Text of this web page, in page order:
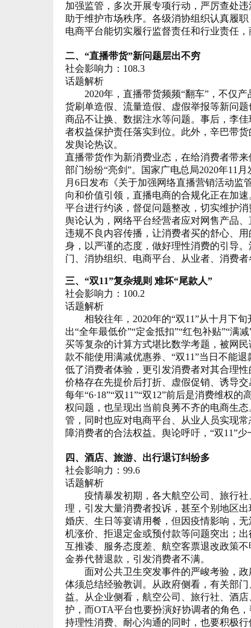
加强监管，多次开展专项行动，严厉查处
助于维护市场秩序。各级消协组织认真履
电商平台能切实履行监督责任和行业责任
二、“直播带货”新问题层出不穷
社会影响力：108.3
话题解析
2020年，直播带货频频“翻车”，不仅
货刷单造假、流量造假、虚假举报等新问题
商品不让换、数据注水等问题。事后，李
者权益保护责任落实到位。此外，辛巴带
发舆论热议。
直播带货作为新消费业态，在给消费者带
部门纷纷“亮剑”。国家广电总局2020年11 月
月 6日发布 《关于加强网络直播营销活动监
向和价值引领，直播电商的合规化正在加
平台进行约谈，督促问题整改，切实维护消
舆论认为，网络平台经营者应对网售产品
违规不良内容传播，让消费者买的舒心、
身，以严谨的态度，做好理性消费的引导
门、消协组织、电商平台、从业者、消费
三、“双11”复杂规则 难坏“尾款人”
社会影响力：100.2
话题解析
相较往年，2020年的“双11”从十月下旬
出“全年最低价”“定金抵扣”“红包补贴”“满
买等复杂的计算方式堪比数学考题，被网
款不能使用满减优惠券、“双11”当日不能退
低了消费者体验，更引发消费者对其合理
价格存在先提价后打折、虚假促销、诱导交
每年“6·18”“双11”“双12”前后是消费维权的
权问题，也呈现出当前良莠不齐的电商生
管，同时也应对电商平台、从业人员实现
障消费者的合法权益。舆论呼吁，“双11”少
四、酒店、旅游、出行退订纠纷多
社会影响力：99.6
话题解析
疫情暴发初期，各大航空公司、旅行社
理，引发大量消费者投诉，甚至个别地区
婚庆、生日等宴请用餐，但因疫情影响，
机涨价、拒退定金或预付款等问题突出；
互推诿、服务态度差、航空客票退改政策
金券代替退款，引发消费者不满。
面对公共卫生突发事件的严峻考验，政
体须总结经验教训。从政府侧看，有关部
益。从企业侧看，航空公司、旅行社、酒
护，而OTA平台也要扮演好协调者的角色
持理性消费、耐心沟通的同时，也要积极行